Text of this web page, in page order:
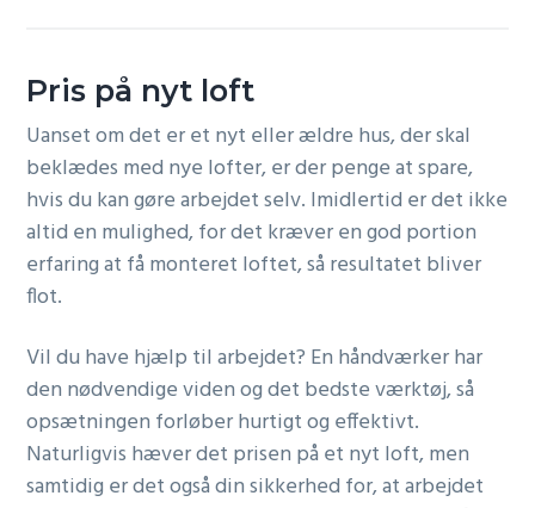
Pris på nyt loft
Uanset om det er et nyt eller ældre hus, der skal
beklædes med nye lofter, er der penge at spare,
hvis du kan gøre arbejdet selv. Imidlertid er det ikke
altid en mulighed, for det kræver en god portion
erfaring at få monteret loftet, så resultatet bliver
flot.
Vil du have hjælp til arbejdet? En håndværker har
den nødvendige viden og det bedste værktøj, så
opsætningen forløber hurtigt og effektivt.
Naturligvis hæver det prisen på et nyt loft, men
samtidig er det også din sikkerhed for, at arbejdet